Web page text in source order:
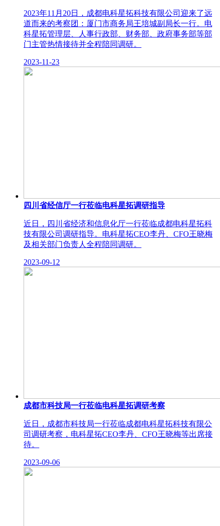
2023年11月20日，成都电科星拓科技有限公司迎来了远
道而来的考察团：厦门市商务局王培城副局长一行。电
科星拓管理层、人事行政部、财务部、政府事务部等部
门主管热情接待并全程陪同调研。
2023-11-23
四川省经信厅一行莅临电科星拓调研指导
近日，四川省经济和信息化厅一行莅临成都电科星拓科
技有限公司调研指导。电科星拓CEO李丹、CFO王晓梅
及相关部门负责人全程陪同调研。
2023-09-12
成都市科技局一行莅临电科星拓调研考察
近日，成都市科技局一行莅临成都电科星拓科技有限公
司调研考察，电科星拓CEO李丹、CFO王晓梅等出席接
待。
2023-09-06